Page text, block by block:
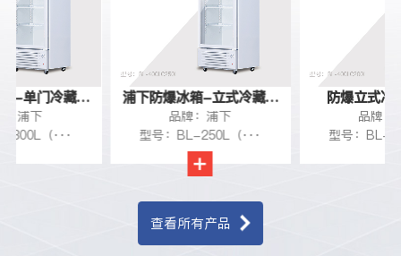
冷藏柜
···
浦下防爆冰箱-立式冷藏柜
250L
品牌：浦下
型号：BL-250L（···
防爆立式冷藏柜
品牌：浦下
型号：BL-200L（
查看所有产品